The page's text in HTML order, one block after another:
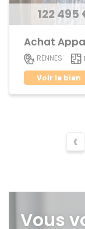
122 495
RENNES 1
Voir le bien
‹
Vous